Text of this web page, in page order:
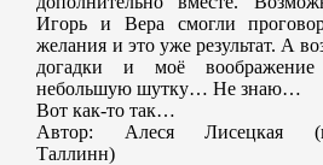
Игорь и Вера смогли
желания и это уже результат. А
догадки и моё
небольшую шутку… Не знаю…
Вот как-то так…
Автор: Алеся Лисецкая
Таллинн)